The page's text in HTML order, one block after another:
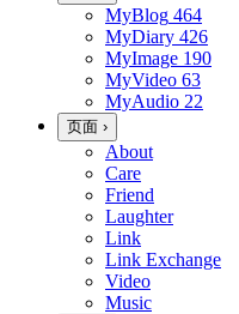
MyBlog 464
MyDiary 426
MyImage 190
MyVideo 63
MyAudio 22
页面 ›
About
Care
Friend
Laughter
Link
Link Exchange
Video
Music